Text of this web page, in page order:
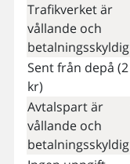
Trafikverket är
vållande och
betalningsskyldig
Sent från depå (2
kr)
Avtalspart är
vållande och
betalningsskyldig